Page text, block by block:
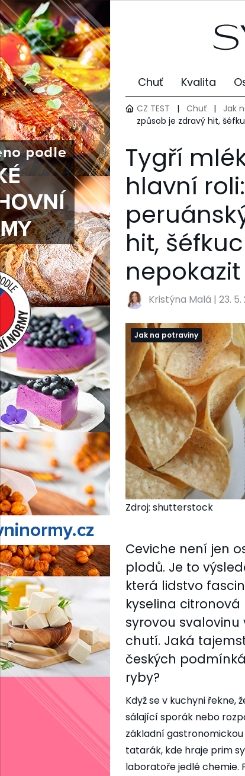
Chuť Kvalita
CZ TEST | Chuť | Jak
způsob je zdravý hit,
Tygří
hlavní
hit,
nepokazit
Kristýna Malá | 23. 5.
Jak na potraviny
Zdroj: shutterstock
Ceviche není jen
plodů. Je to
která lidstvo
kyselina
syrovou svalovinu
chutí. Jaká
českých
ryby?
Když se v kuchyni řekne,
sálající sporák nebo
základní gastronomickou
tatarák, kde hraje prim
laboratoře jedlé chemie.